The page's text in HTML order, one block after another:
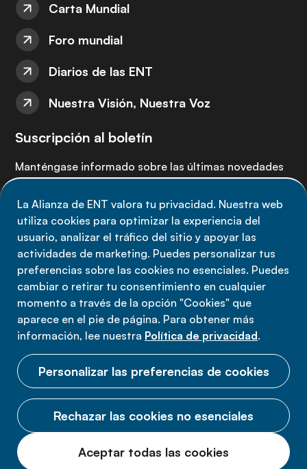
La Alianza de ENT valora tu privacidad. Nuestra web
utiliza cookies para optimizar la experiencia del
usuario, analizar el tráfico del sitio y apoyar las
actividades de marketing. Puedes personalizar tus
preferencias sobre las cookies no esenciales. Puedes
cambiar o retirar tu consentimiento en cualquier
momento a través de la opción "Cookies" que
aparece en el pie de página. Para obtener más
información, lee nuestra Política de privacidad.
Personalizar las preferencias de cookies
Rechazar las cookies no esenciales
Aceptar todas las cookies
Carta Mundial
Foro mundial
Diarios de las ENT
Nuestra Visión, Nuestra Voz
Suscripción al boletín
Manténgase informado sobre las últimas novedades
Suscríbete ahora
Política de privacidad
Términos de uso
Todos los derechos reservados.